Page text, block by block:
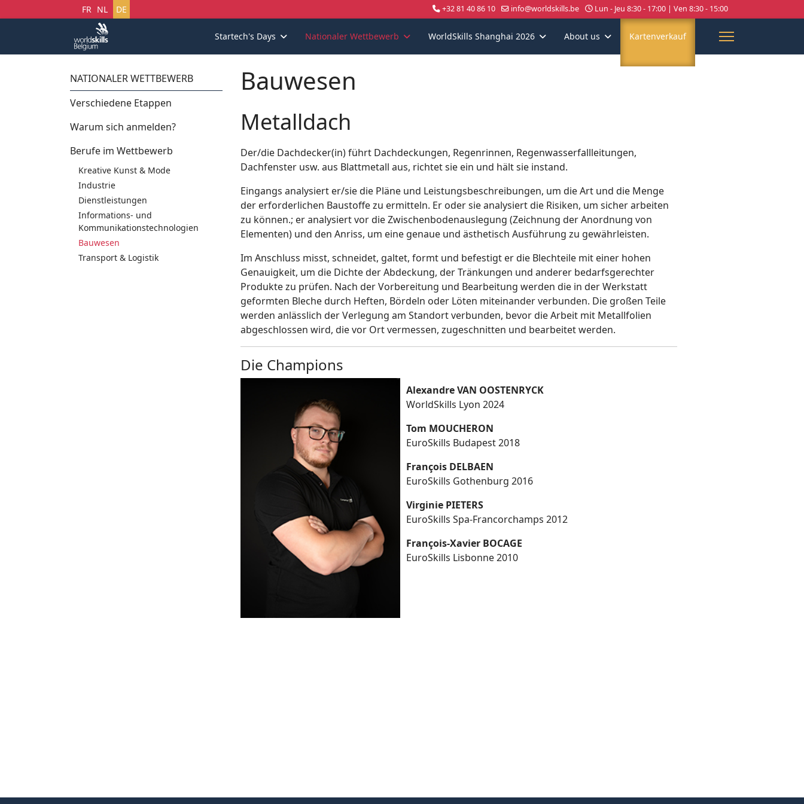
Sprache auswählen
FR NL DE +32 81 40 86 10 info@worldskills.be Lun - Jeu 8:30 - 17:00 | Ven 8:30 - 15:00
Startech's Days Nationaler Wettbewerb WorldSkills Shanghai 2026 About us Kartenverkauf
NATIONALER WETTBEWERB
Verschiedene Etappen
Warum sich anmelden?
Berufe im Wettbewerb
Kreative Kunst & Mode
Industrie
Dienstleistungen
Informations- und
Kommunikationstechnologien
Bauwesen
Transport & Logistik
Bauwesen
Metalldach
Der/die Dachdecker(in) führt Dachdeckungen, Regenrinnen, Regenwasserfallleitungen,
Dachfenster usw. aus Blattmetall aus, richtet sie ein und hält sie instand.
Eingangs analysiert er/sie die Pläne und Leistungsbeschreibungen, um die Art und die Menge
der erforderlichen Baustoffe zu ermitteln. Er oder sie analysiert die Risiken, um sicher arbeiten
zu können.; er analysiert vor die Zwischenbodenauslegung (Zeichnung der Anordnung von
Elementen) und den Anriss, um eine genaue und ästhetisch Ausführung zu gewährleisten.
Im Anschluss misst, schneidet, galtet, formt und befestigt er die Blechteile mit einer hohen
Genauigkeit, um die Dichte der Abdeckung, der Tränkungen und anderer bedarfsgerechter
Produkte zu prüfen. Nach der Vorbereitung und Bearbeitung werden die in der Werkstatt
geformten Bleche durch Heften, Bördeln oder Löten miteinander verbunden. Die großen Teile
werden anlässlich der Verlegung am Standort verbunden, bevor die Arbeit mit Metallfolien
abgeschlossen wird, die vor Ort vermessen, zugeschnitten und bearbeitet werden.
Die Champions
Alexandre VAN OOSTENRYCK
WorldSkills Lyon 2024
Tom MOUCHERON
EuroSkills Budapest 2018
François DELBAEN
EuroSkills Gothenburg 2016
Virginie PIETERS
EuroSkills Spa-Francorchamps 2012
François-Xavier BOCAGE
EuroSkills Lisbonne 2010